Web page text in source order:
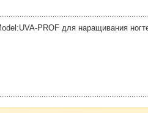
PROF для наращивания